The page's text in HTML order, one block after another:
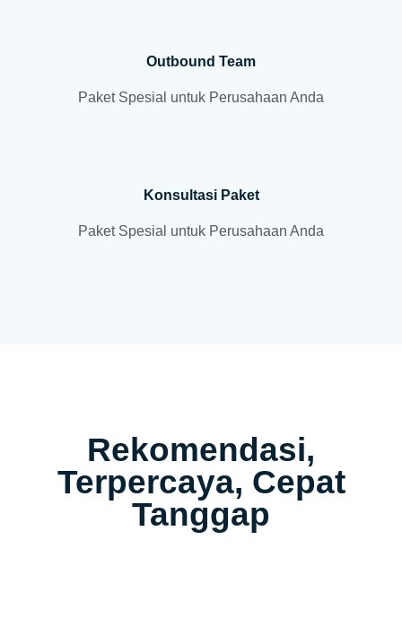
Outbound Team
Paket Spesial untuk Perusahaan Anda
Konsultasi Paket
Paket Spesial untuk Perusahaan Anda
Rekomendasi,
Terpercaya, Cepat
Tanggap